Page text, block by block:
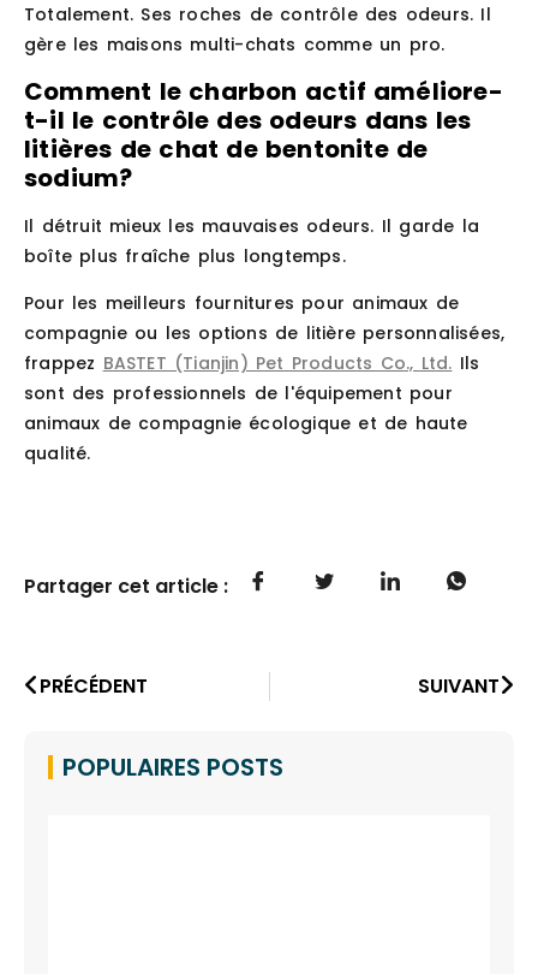
Totalement. Ses roches de contrôle des odeurs. Il
gère les maisons multi-chats comme un pro.
Comment le charbon actif améliore-
t-il le contrôle des odeurs dans les
litières de chat de bentonite de
sodium?
Il détruit mieux les mauvaises odeurs. Il garde la
boîte plus fraîche plus longtemps.
Pour les meilleurs fournitures pour animaux de
compagnie ou les options de litière personnalisées,
frappez BASTET (Tianjin) Pet Products Co., Ltd. Ils
sont des professionnels de l'équipement pour
animaux de compagnie écologique et de haute
qualité.
Partager cet article :
PRÉCÉDENT SUIVANT
POPULAIRES POSTS